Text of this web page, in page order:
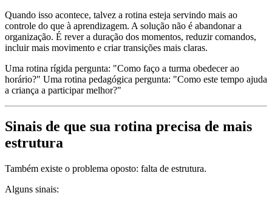
Quando isso acontece, talvez a rotina esteja servindo mais ao
controle do que à aprendizagem. A solução não é abandonar a
organização. É rever a duração dos momentos, reduzir comandos,
incluir mais movimento e criar transições mais claras.
Uma rotina rígida pergunta: "Como faço a turma obedecer ao
horário?" Uma rotina pedagógica pergunta: "Como este tempo ajuda
a criança a participar melhor?"
Sinais de que sua rotina precisa de mais
estrutura
Também existe o problema oposto: falta de estrutura.
Alguns sinais: